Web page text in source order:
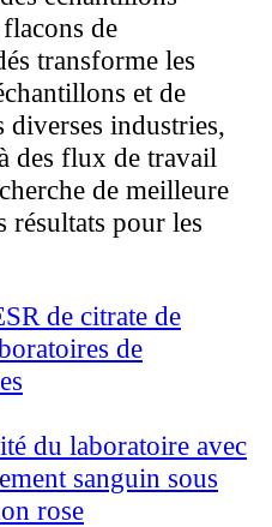
de
transforme les
et de
diverses industries,
des flux de travail
de meilleure
résultats pour les
de citrate de
de
du laboratoire avec
sanguin sous
rose